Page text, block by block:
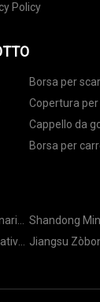
Policy
Borsa per
Copertura
Cappello da
Borsa per
Shandong Mingchengda
Pesante Industria Macchine Co.,
Jiangsu Zòbon Trasportatore